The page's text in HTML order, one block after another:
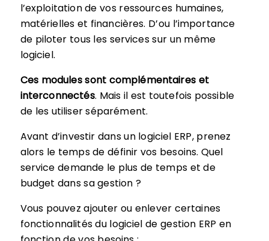
l’exploitation de vos ressources humaines,
matérielles et financières. D’ou l’importance
de piloter tous les services sur un même
logiciel.
Ces modules sont complémentaires et
interconnectés. Mais il est toutefois possible
de les utiliser séparément.
Avant d’investir dans un logiciel ERP, prenez
alors le temps de définir vos besoins. Quel
service demande le plus de temps et de
budget dans sa gestion ?
Vous pouvez ajouter ou enlever certaines
fonctionnalités du logiciel de gestion ERP en